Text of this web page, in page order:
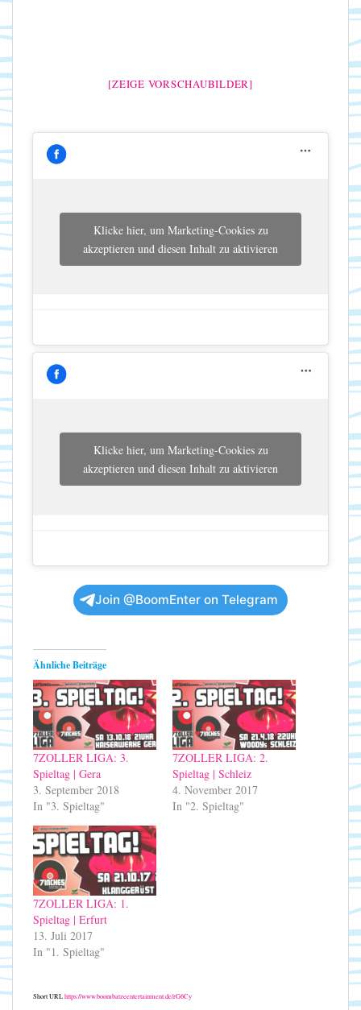
[ZEIGE VORSCHAUBILDER]
Klicke hier, um Marketing-Cookies zu
akzeptieren und diesen Inhalt zu aktivieren
Klicke hier, um Marketing-Cookies zu
akzeptieren und diesen Inhalt zu aktivieren
Join @BoomEnter on Telegram
Ähnliche Beiträge
7ZOLLER LIGA: 3.
Spieltag | Gera
3. September 2018
In "3. Spieltag"
7ZOLLER LIGA: 2.
Spieltag | Schleiz
4. November 2017
In "2. Spieltag"
7ZOLLER LIGA: 1.
Spieltag | Erfurt
13. Juli 2017
In "1. Spieltag"
Short URLhttps://www.boombatzeentertainment.de/rG6Cy